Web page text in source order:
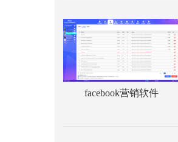
facebook营销软件